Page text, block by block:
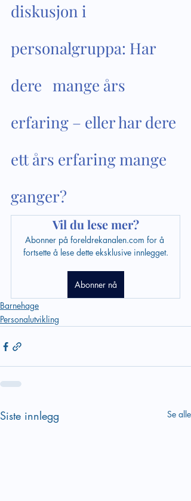
diskusjon i
personalgruppa: Har
dere   mange års
erfaring – eller har dere
ett års erfaring mange
ganger?
Vil du lese mer?
Abonner på foreldrekanalen.com for å
fortsette å lese dette eksklusive innlegget.
Abonner nå
Barnehage
Personalutvikling
Siste innlegg Se alle